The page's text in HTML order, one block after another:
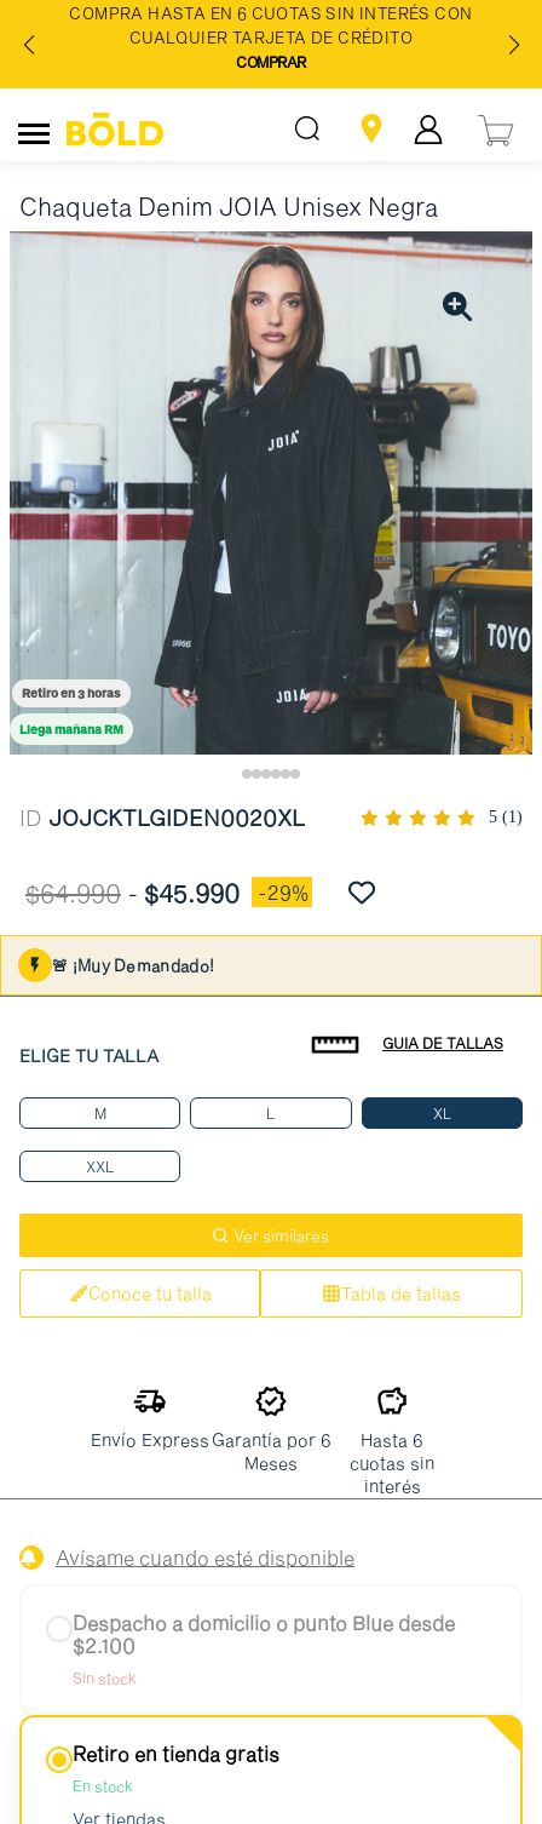
COMPRA HASTA EN 6 CUOTAS SIN INTERÉS CON
CUALQUIER TARJETA DE CRÉDITO
COMPRAR
Chaqueta Denim JOIA Unisex Negra
Retiro en 3 horas
Llega mañana RM
ID JOJCKTLGIDEN0020XL 5 (1)
$64.990 - $45.990 -29%
🚨 ¡Muy Demandado!
ELIGE TU TALLA
GUIA DE TALLAS
M L XL
XXL
Ver similares
Conoce tu talla Tabla de tallas
Envío Express Garantía por 6
Meses
Hasta 6
cuotas sin
interés
Avísame cuando esté disponible
Despacho a domicilio o punto Blue desde
$2.100
Sin stock
Retiro en tienda gratis
En stock
Ver tiendas